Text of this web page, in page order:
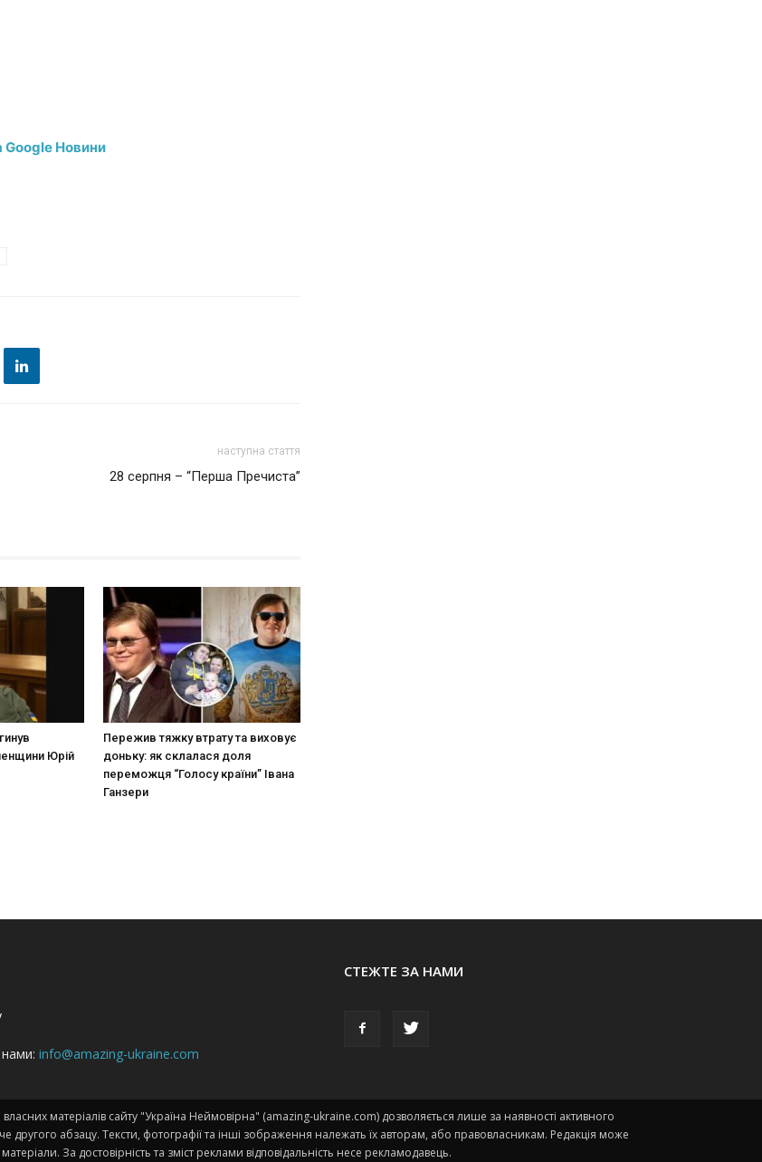
Google Новини
наступна стаття
28 серпня – “Перша Пречиста”
Юрій
Пережив тяжку втрату та виховує
доньку: як склалася доля
переможця “Голосу країни” Івана
Ганзери
info@amazing-ukraine.com
СТЕЖТЕ ЗА НАМИ
матеріалів сайту "Україна Неймовірна" (amazing-ukraine.com) дозволяється лише за наявності активного
другого абзацу. Тексти, фотографії та інші зображення належать їх авторам, або правовласникам. Редакція може
За достовірність та зміст реклами відповідальність несе рекламодавець.